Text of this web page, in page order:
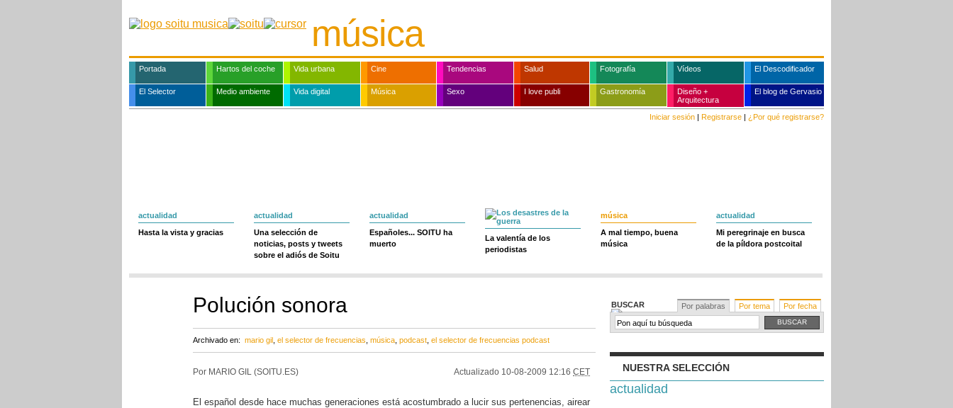
música
Portada Hartos del coche Vida urbana Cine Tendencias Salud Fotografía Vídeos El Descodificador
El Selector Medio ambiente Vida digital Música Sexo I love publi Gastronomía
Diseño +
Arquitectura
El blog de Gervasio
Iniciar sesión | Registrarse | ¿Por qué registrarse?
actualidad
Hasta la vista y gracias
actualidad
Una selección de
noticias, posts y tweets
sobre el adiós de Soitu
actualidad
Españoles... SOITU ha
muerto
La valentía de los
periodistas
música
A mal tiempo, buena
música
actualidad
Mi peregrinaje en busca
de la píldora postcoital
Polución sonora
Archivado en: mario gil el selector de frecuencias música podcast el selector de frecuencias podcast
Por MARIO GIL (SOITU.ES) Actualizado 10-08-2009 12:16 CET
El español desde hace muchas generaciones está acostumbrado a lucir sus pertenencias, airear
BUSCAR Por palabras Por tema Por fecha
NUESTRA SELECCIÓN
actualidad